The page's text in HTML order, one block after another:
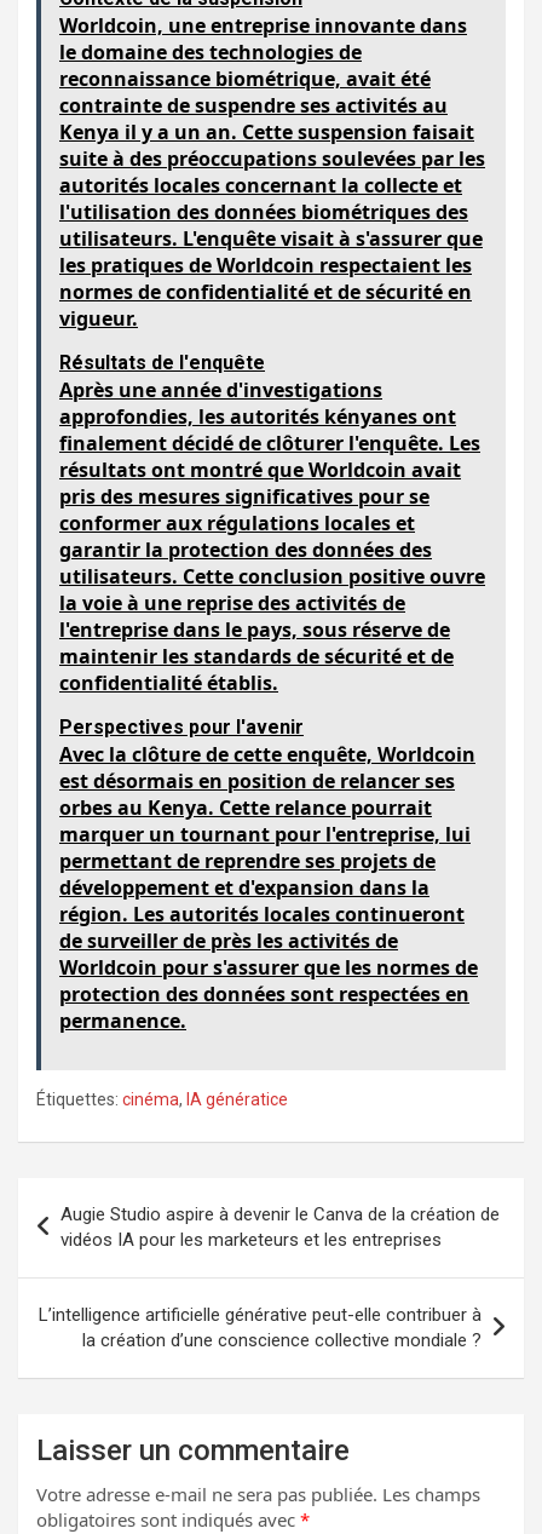
Worldcoin, une entreprise innovante dans
le domaine des technologies de
reconnaissance biométrique, avait été
contrainte de suspendre ses activités au
Kenya il y a un an. Cette suspension faisait
suite à des préoccupations soulevées par les
autorités locales concernant la collecte et
l'utilisation des données biométriques des
utilisateurs. L'enquête visait à s'assurer que
les pratiques de Worldcoin respectaient les
normes de confidentialité et de sécurité en
vigueur.
Résultats de l'enquête
Après une année d'investigations
approfondies, les autorités kényanes ont
finalement décidé de clôturer l'enquête. Les
résultats ont montré que Worldcoin avait
pris des mesures significatives pour se
conformer aux régulations locales et
garantir la protection des données des
utilisateurs. Cette conclusion positive ouvre
la voie à une reprise des activités de
l'entreprise dans le pays, sous réserve de
maintenir les standards de sécurité et de
confidentialité établis.
Perspectives pour l'avenir
Avec la clôture de cette enquête, Worldcoin
est désormais en position de relancer ses
orbes au Kenya. Cette relance pourrait
marquer un tournant pour l'entreprise, lui
permettant de reprendre ses projets de
développement et d'expansion dans la
région. Les autorités locales continueront
de surveiller de près les activités de
Worldcoin pour s'assurer que les normes de
protection des données sont respectées en
permanence.
Étiquettes: cinéma, IA génératice
de
l’article
Augie Studio aspire à devenir le Canva de la création de
vidéos IA pour les marketeurs et les entreprises
L’intelligence artificielle générative peut-elle contribuer à
la création d’une conscience collective mondiale ?
Laisser un commentaire
Votre adresse e-mail ne sera pas publiée. Les champs
obligatoires sont indiqués avec *